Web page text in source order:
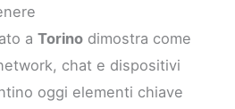
aTorino dimostra come
chat e dispositivi
oggi elementi chiave